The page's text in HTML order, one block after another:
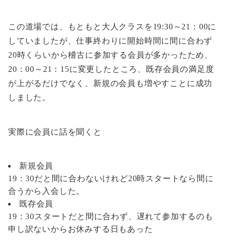
この道場では、もともと大人クラスを19:30～21：00に
していましたが、仕事終わりに開始時間に間に合わず
20時くらいから稽古に参加する会員が多かったため、
20：00～21：15に変更したところ、既存会員の満足度
が上がるだけでなく、新規の会員も増やすことに成功
しました。
実際に会員に話を聞くと
新規会員
19：30だと間に合わないけれど20時スタートなら間に
合うから入会した。
既存会員
19：30スタートだと間に合わず、遅れて参加するのも
申し訳ないからお休みする日もあった